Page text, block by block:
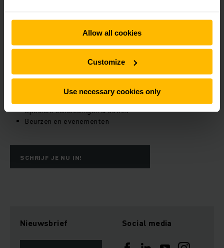
Allow all cookies
Customize
Use necessary cookies only
Schrijf je nu in voor onze nieuwsbrief!
Speciale aanbiedingen & acties
Beurzen en evenementen
SCHRIJF JE NU IN!
Nieuwsbrief Social media